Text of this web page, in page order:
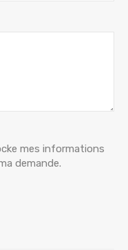
mes informations
demande.